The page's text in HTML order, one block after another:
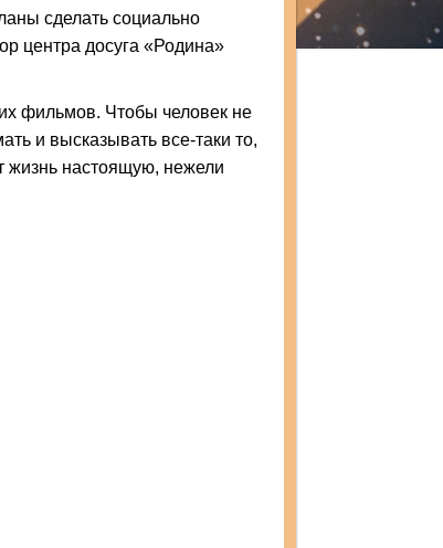
сделать социально
центра досуга «Родина»
фильмов. Чтобы человек не
и высказывать все-таки то,
жизнь настоящую, нежели